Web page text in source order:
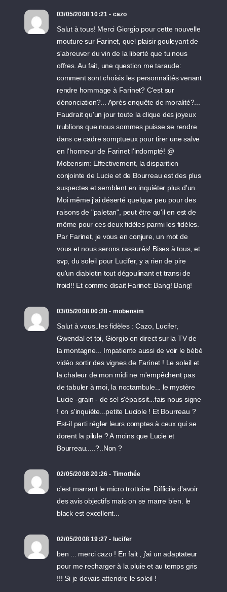
03/05/2008 10:21 - cazo
Salut à tous! Merci Giorgio pour cette nouvelle
mouture sur Farinet, quel plaisir gouleyant de
s'abreuver du vin de la liberté que tu nous
offres. Au fait, une question me taraude:
comment sont choisis les personnalités venant
rendre hommage à Farinet? C'est sur
dénonciation?... Après enquête de moralité?...
Faudrait qu'un jour toute la clique des joyeux
trublions que nous sommes puisse se rendre
dans ce cadre somptueux pour tirer une salve
en l'honneur de Farinet l'indompté! @
Mobensim: Effectivement, la disparition
conjointe de Lucie et de Bourreau est des plus
suspectes et semblent en inquiéter plus d'un.
Moi même j'ai déserté quelque peu pour des
raisons de "paletan", peut être qu'il en est de
même pour ces deux fidèles parmi les fidèles.
Par Farinet, je vous en conjure, un mot de
vous et nous serons rassurés! Bises à tous, et
svp, du soleil pour Lucifer, y a rien de pire
qu'un diablotin tout dégoulinant et transi de
froid!! Et comme disait Farinet: Bang! Bang!
03/05/2008 00:28 - mobensim
Salut à vous..les fidèles : Cazo, Lucifer,
Gwendal et toi, Giorgio en direct sur la TV de
la montagne... Impatiente aussi de voir le bébé
vidéo sortir des vignes de Farinet ! Le soleil et
la chaleur de mon midi ne m'empêchent pas
de tabuler à moi, la noctambule... le mystère
Lucie -grain - de sel s'épaissit...fais nous signe
! on s'inquiète...petite Luciole ! Et Bourreau ?
Est-il parti régler leurs comptes à ceux qui se
dorent la pilule ? A moins que Lucie et
Bourreau.....?..Non ?
02/05/2008 20:26 - Timothée
c'est marrant le micro trottoire. Difficile d'avoir
des avis objectifs mais on se marre bien. le
black est excellent...
02/05/2008 19:27 - lucifer
ben ... merci cazo ! En fait , j'ai un adaptateur
pour me recharger à la pluie et au temps gris
!!! Si je devais attendre le soleil !